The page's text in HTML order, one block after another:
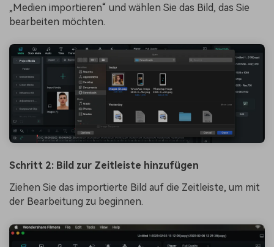
„Medien importieren“ und wählen Sie das Bild, das Sie
bearbeiten möchten.
Schritt 2: Bild zur Zeitleiste hinzufügen
Ziehen Sie das importierte Bild auf die Zeitleiste, um mit
der Bearbeitung zu beginnen.